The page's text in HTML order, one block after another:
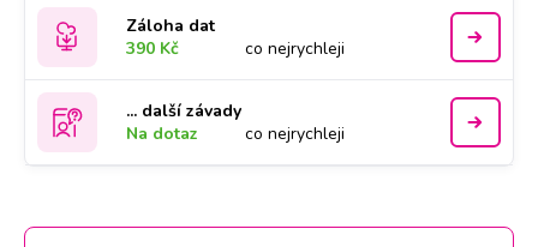
Záloha dat
390 Kč
co nejrychleji
... další závady
Na dotaz
co nejrychleji